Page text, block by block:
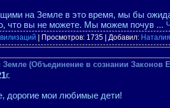
на Земле в это время, мы бы
что вы не можете. Мы можем почув ...
| Просмотров: 1735 | Добавил: Наталия
(Объединение в сознании Законов
г.
дорогие мои любимые дети!